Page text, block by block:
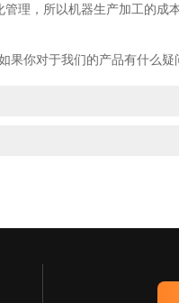
，所以机器生产加工的成
你对于我们的产品有什么疑